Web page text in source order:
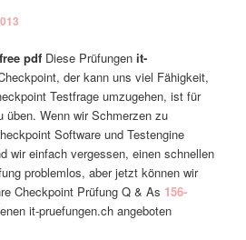
free pdf Diese Prüfungen it-
der kann uns viel Fähigkeit,
Testfrage umzugehen, ist für
Wenn wir Schmerzen zu
Software und Testengine
wir einfach vergessen, einen schnellen
problemlos, aber jetzt können wir
Checkpoint Prüfung Q & As 156-
it-pruefungen.ch angeboten